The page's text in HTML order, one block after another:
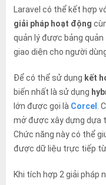
Laravel có thể kết hợp
giải pháp hoạt động
quản lý được bảng
giao diện cho người
Để có thể sử dụng kết
biến nhất là sử dụng
lớn được gọi là Corcel
.
mở được xây dựng dựa
Chức năng này có thể
được dữ liệu trực tiếp từ
Khi tích hợp 2 giải pháp